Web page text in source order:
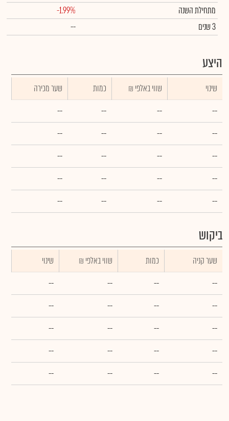
מתחילת השנה
-1.99%
3 שנים
--
היצע
שינוי ₪ שווי באלפי כמות
שער מכירה
--
--
--
--
--
--
--
--
--
--
--
--
--
--
--
--
--
--
--
--
ביקוש
שער קניה כמות ₪ שווי באלפי
שינוי
--
--
--
--
--
--
--
--
--
--
--
--
--
--
--
--
--
--
--
--